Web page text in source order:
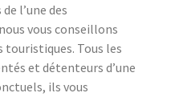
l’une des
vous conseillons
touristiques. Tous les
et détenteurs d’une
ils vous